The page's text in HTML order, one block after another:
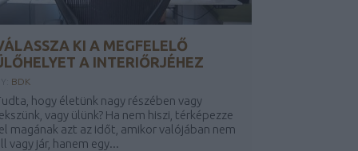
KI A MEGFELELŐ
A INTERIŐRJÉHEZ
BDK
hogy életünk nagy részében vagy
vagy ülünk? Ha nem hiszi, térképezze
magának azt az időt, amikor valójában nem
vagy jár, hanem egy...